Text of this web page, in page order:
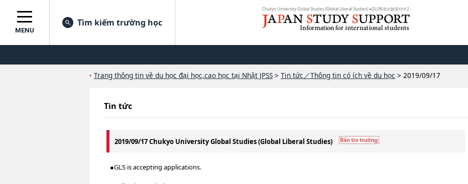
Chukyo University Global Studies (Global Liberal Studies) ●GLS専攻出願受付中2...
MENU
Tìm kiếm trường học
Trang thông tin về du học đại học,cao học tại Nhật JPSS > Tin tức／Thông tin có ích về du học > 2019/09/17
Tin tức
2019/09/17 Chukyo University Global Studies (Global Liberal Studies)
●GLS is accepting applications.